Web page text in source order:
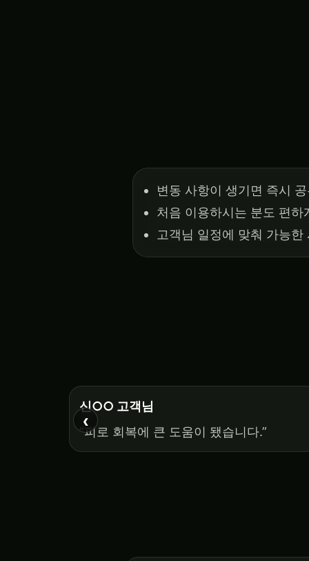
변동 사항이 생기면 즉시
처음 이용하시는 분도 편
고객님 일정에 맞춰 가능
‹
신○○ 고객님
“피로 회복에 큰 도움이 됐습니다.”